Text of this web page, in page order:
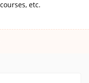
etc.